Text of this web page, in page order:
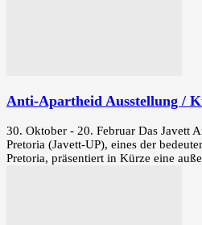
Anti-Apartheid Ausstellung /
30. Oktober - 20. Februar Das Javett
Pretoria (Javett-UP), eines der
Pretoria, präsentiert in Kürze eine